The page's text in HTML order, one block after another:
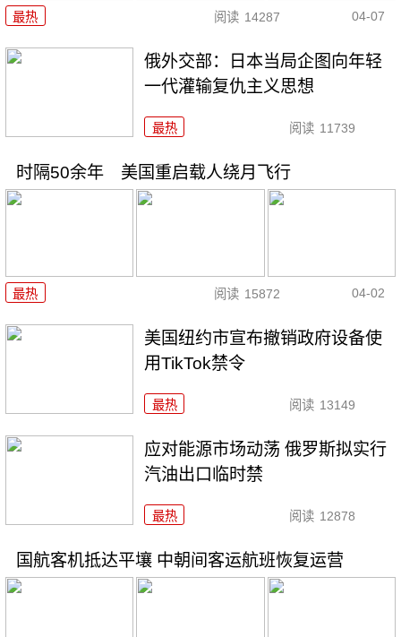
最热 阅读 14287 04-07
俄外交部：日本当局企图向年轻
一代灌输复仇主义思想
最热 阅读 11739
时隔50余年 美国重启载人绕月飞行
最热 阅读 15872 04-02
美国纽约市宣布撤销政府设备使
用TikTok禁令
最热 阅读 13149
应对能源市场动荡 俄罗斯拟实行
汽油出口临时禁
最热 阅读 12878
国航客机抵达平壤 中朝间客运航班恢复运营